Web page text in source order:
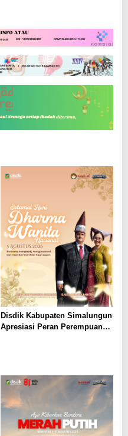
Disdik Kabupaten Simalungun
Apresiasi Peran Perempuan